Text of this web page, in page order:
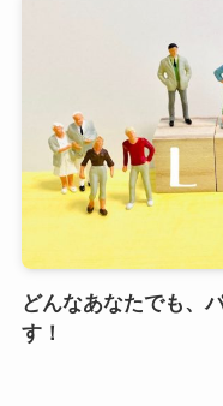
どんなあなたでも、
す！